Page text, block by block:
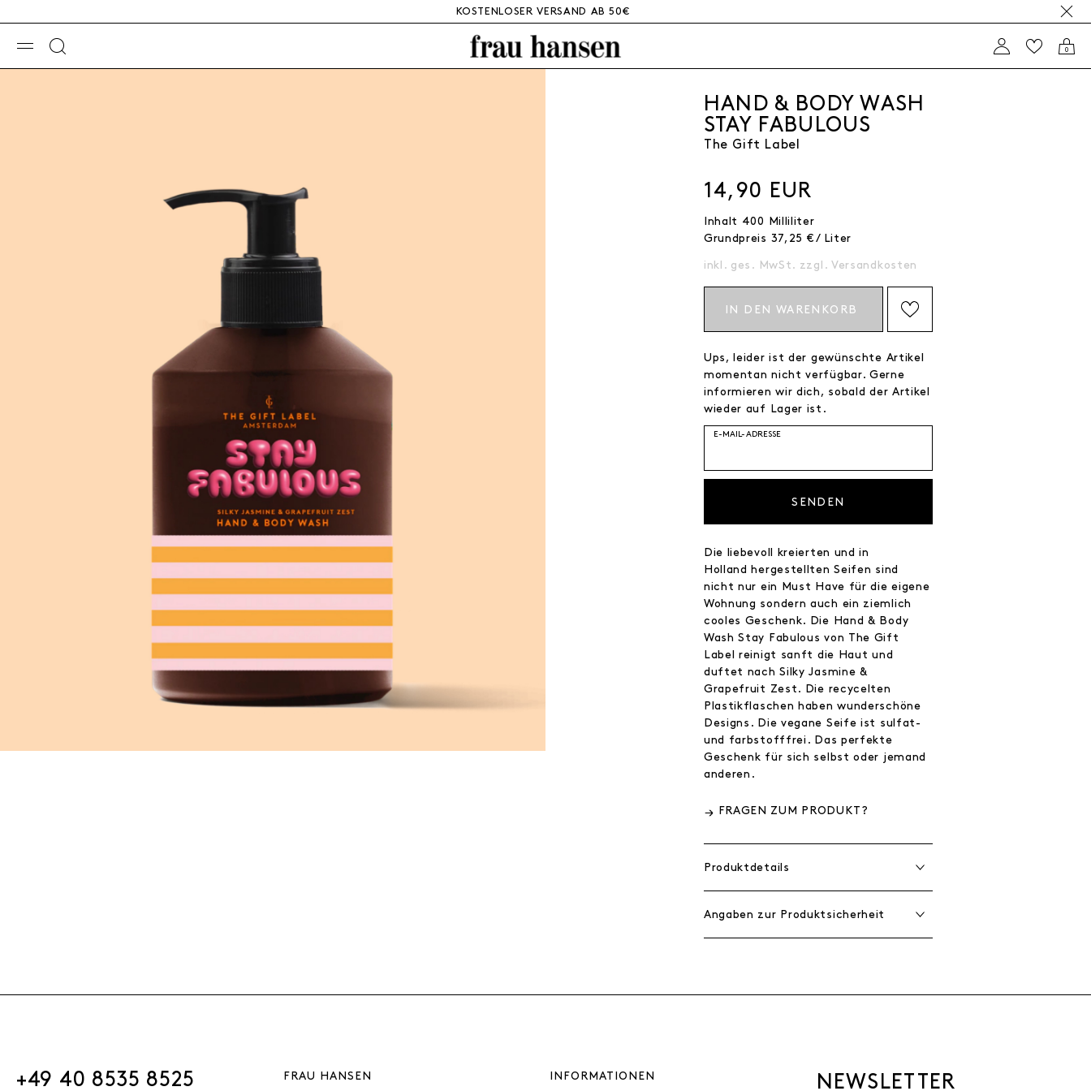
KOSTENLOSER VERSAND AB 50€
0
HAND & BODY WASH
STAY FABULOUS
The Gift Label
14,90 EUR
Inhalt 400
Milliliter
Grundpreis 37,25 € / Liter
inkl. ges. MwSt. zzgl. Versandkosten
IN DEN WARENKORB
Ups, leider ist der gewünschte Artikel
momentan nicht verfügbar. Gerne
informieren wir dich, sobald der Artikel
wieder auf Lager ist.
E-MAIL-ADRESSE
SENDEN
Die liebevoll kreierten und in
Holland hergestellten Seifen sind
nicht nur ein Must Have für die eigene
Wohnung sondern auch ein ziemlich
cooles Geschenk. Die Hand & Body
Wash Stay Fabulous von The Gift
Label reinigt sanft die Haut und
duftet nach Silky Jasmine &
Grapefruit Zest. Die recycelten
Plastikflaschen haben wunderschöne
Designs. Die vegane Seife ist sulfat-
und farbstofffrei. Das perfekte
Geschenk für sich selbst oder jemand
anderen.
FRAGEN ZUM PRODUKT?
Produktdetails
Angaben zur Produktsicherheit
+49 40 8535 8525 FRAU HANSEN INFORMATIONEN NEWSLETTER